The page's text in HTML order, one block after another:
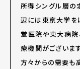
所得シングル層の
辺には東京大学を
堂医院や東大病院
療機関がございま
方々からの需要も